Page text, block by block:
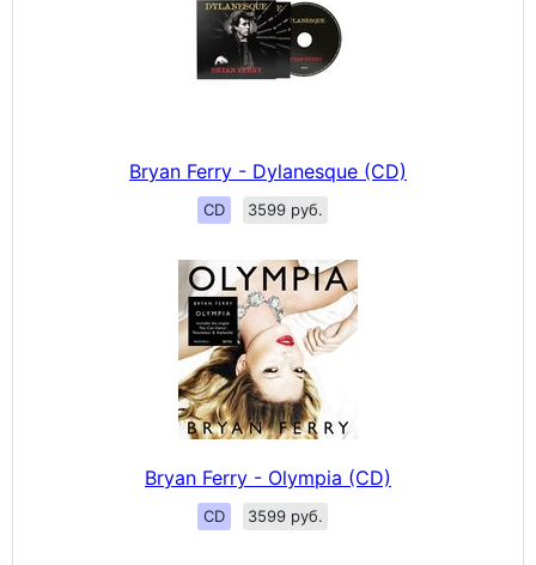
Bryan Ferry - Dylanesque (CD)
CD 3599 руб.
Bryan Ferry - Olympia (CD)
CD 3599 руб.